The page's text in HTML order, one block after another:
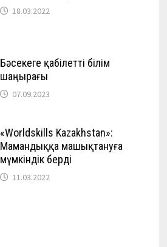
18.03.2022
Бәсекеге қабілетті білім
шаңырағы
07.09.2023
«Worldskills Kazakhstan»:
Мамандыққа машықтануға
мүмкіндік берді
11.03.2022